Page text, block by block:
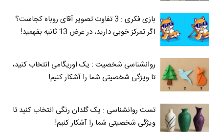
بازی فکری : 3 تفاوت تصویر آقای روباه کجاست؟
اگر تمرکز خوبی دارید، در عرض 13 ثانیه بفهمید!
روانشناسی شخصیت : یک اوریگامی انتخاب کنید،
تا ویژگی شخصیتی شما را آشکار کنیم!
تست روانشناسی : یک گلدان رنگی انتخاب کنید تا
ویژگی شخصیتی شما را آشکار کنیم!